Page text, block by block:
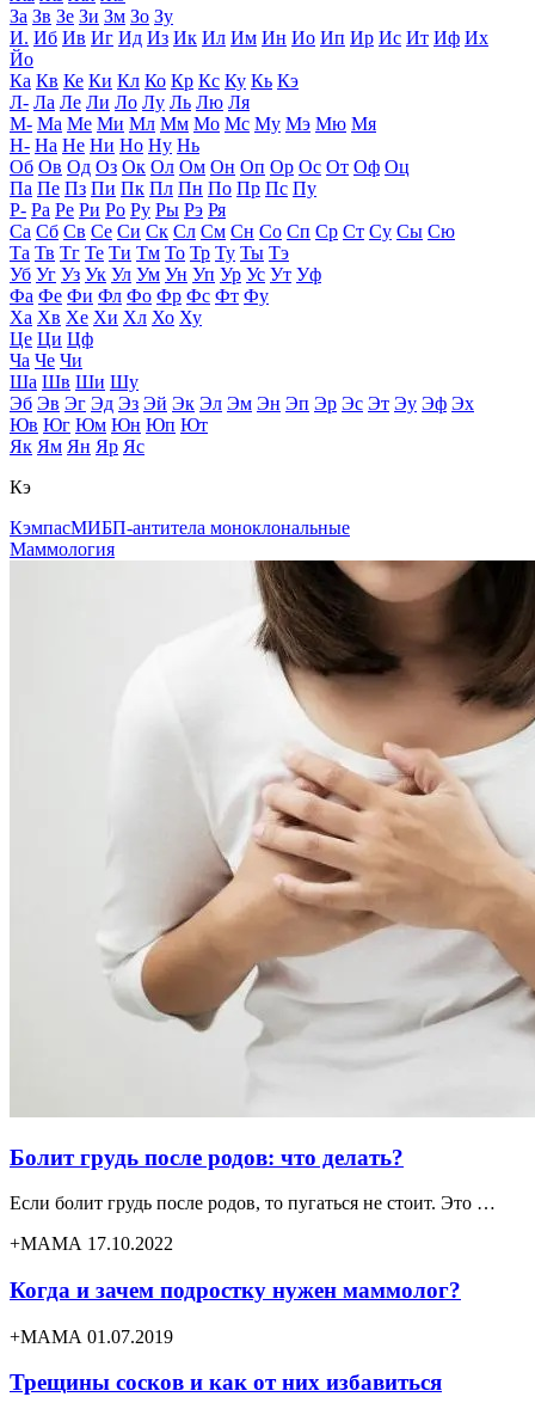
За Зв Зе Зи Зм Зо Зу
И. Иб Ив Иг Ид Из Ик Ил Им Ин Ио Ип Ир Ис Ит Иф Их
Йо
Ка Кв Ке Ки Кл Ко Кр Кс Ку Кь Кэ
Л- Ла Ле Ли Ло Лу Ль Лю Ля
М- Ма Ме Ми Мл Мм Мо Мс Му Мэ Мю Мя
Н- На Не Ни Но Ну Нь
Об Ов Од Оз Ок Ол Ом Он Оп Ор Ос От Оф Оц
Па Пе Пз Пи Пк Пл Пн По Пр Пс Пу
Р- Ра Ре Ри Ро Ру Ры Рэ Ря
Са Сб Св Се Си Ск Сл См Сн Со Сп Ср Ст Су Сы Сю
Та Тв Тг Те Ти Тм То Тр Ту Ты Тэ
Уб Уг Уз Ук Ул Ум Ун Уп Ур Ус Ут Уф
Фа Фе Фи Фл Фо Фр Фс Фт Фу
Ха Хв Хе Хи Хл Хо Ху
Це Ци Цф
Ча Че Чи
Ша Шв Ши Шу
Эб Эв Эг Эд Эз Эй Эк Эл Эм Эн Эп Эр Эс Эт Эу Эф Эх
Юв Юг Юм Юн Юп Ют
Як Ям Ян Яр Яс
Кэ
КэмпасМИБП-антитела моноклональные
Маммология
Болит грудь после родов: что делать?
Если болит грудь после родов, то пугаться не стоит. Это …
+МАМА 17.10.2022
Когда и зачем подростку нужен маммолог?
+МАМА 01.07.2019
Трещины сосков и как от них избавиться